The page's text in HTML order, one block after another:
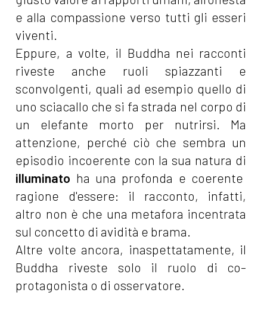
e alla compassione verso tutti gli esseri
viventi.
Eppure, a volte, il Buddha nei racconti
riveste anche ruoli spiazzanti e
sconvolgenti, quali ad esempio quello di
uno sciacallo che si fa strada nel corpo di
un elefante morto per nutrirsi. Ma
attenzione, perché ciò che sembra un
episodio incoerente con la sua natura di
illuminato ha una profonda e coerente
ragione d'essere: il racconto, infatti,
altro non è che una metafora incentrata
sul concetto di avidità e brama.
Altre volte ancora, inaspettatamente, il
Buddha riveste solo il ruolo di co-
protagonista o di osservatore.